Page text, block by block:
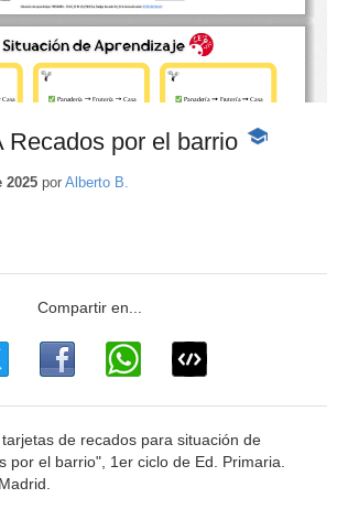
Recados por el barrio -
2025por Alberto B.
de recados para situación de
por el barrio", 1er ciclo de Ed. Primaria.